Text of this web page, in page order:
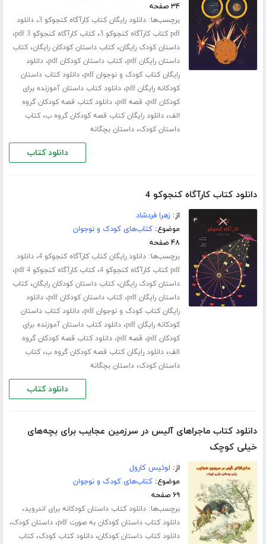
۳۴ صفحه
برچسب‌ها:دانلود رایگان کتاب کارآگاه کنجوکو 3 ،دانلود
pdf کتاب کارآگاه کنجوکو 3
،کتاب کارآگاه کنجوکو 3 pdf ،
داستان کودک رایگان،کتاب داستان کودکان رایگان،کتاب
داستان رایگان pdf
،کتاب داستان کودکان pdf ،دانلود
رایگان کتاب کودک و نوجوان pdf
،دانلود کتاب داستان
کودکانه رایگان pdf
،دانلود کتاب داستان آموزنده برای
کودکان pdf
، قصه pdf ،دانلود کتاب قصه کودکان گروه
الف،دانلود رایگان کتاب قصه کودکان گروه ب،کتاب
داستان کودک،داستان بچگانه
دانلود کتاب
دانلود کتاب کارآگاه کنجوکو 4
از:زهرا فردشاد
موضوع:کتاب‌های کودک و نوجوان
۴۸ صفحه
برچسب‌ها:دانلود رایگان کتاب کارآگاه کنجوکو 4 ،دانلود
pdf کتاب کارآگاه کنجوکو 4
،کتاب کارآگاه کنجوکو 4 pdf ،
داستان کودک رایگان،کتاب داستان کودکان رایگان،کتاب
داستان رایگان pdf
،کتاب داستان کودکان pdf ،دانلود
رایگان کتاب کودک و نوجوان pdf
،دانلود کتاب داستان
کودکانه رایگان pdf
،دانلود کتاب داستان آموزنده برای
کودکان pdf
، قصه pdf ،دانلود کتاب قصه کودکان گروه
الف،دانلود رایگان کتاب قصه کودکان گروه ب،کتاب
داستان کودک،داستان بچگانه
دانلود کتاب
دانلود کتاب ماجراهای آلیس در سرزمین عجایب برای بچه‌های
خیلی کوچک
از: لوئیس کارول
موضوع:کتاب‌های کودک و نوجوان
۶۹ صفحه
برچسب‌ها:دانلود کتاب داستان کودکانه برای اندروید،
دانلود کتاب داستان کودکان به صورت pdf ،داستان کودک،
دانلود کتاب داستان کودکان،دانلود کتاب کودک،کتاب